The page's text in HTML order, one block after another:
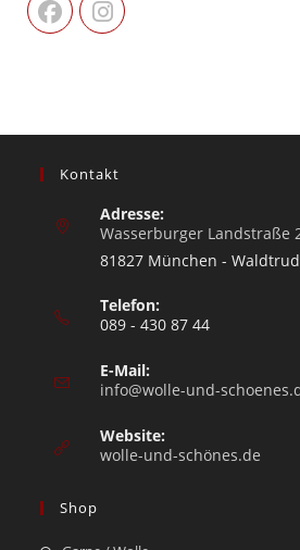
Kontakt
Adresse:
Wasserburger Landstraße
81827 München -
Telefon:
089 - 430 87 44
E-Mail:
info@wolle-und-
Website:
wolle-und-schönes.de
Shop